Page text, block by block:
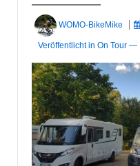
WOMO-BikeMike
Veröffentlicht in On Tour —